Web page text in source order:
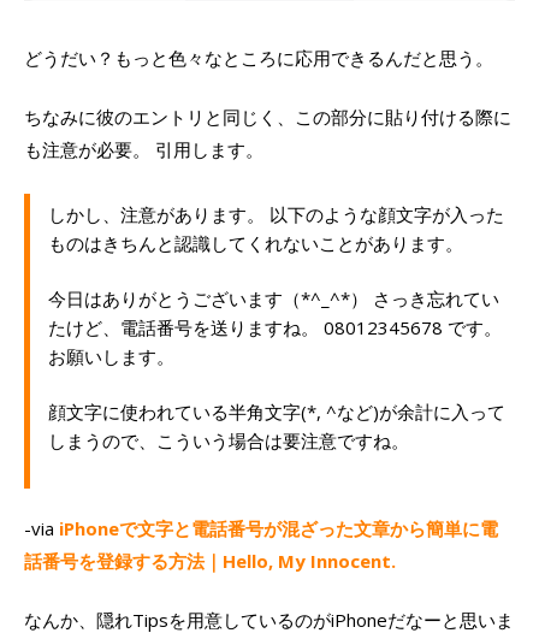
どうだい？もっと色々なところに応用できるんだと思う。
ちなみに彼のエントリと同じく、この部分に貼り付ける際に
も注意が必要。 引用します。
しかし、注意があります。 以下のような顔文字が入った
ものはきちんと認識してくれないことがあります。
今日はありがとうございます（*^_^*） さっき忘れてい
たけど、電話番号を送りますね。 08012345678 です。
お願いします。
顔文字に使われている半角文字(*, ^など)が余計に入って
しまうので、こういう場合は要注意ですね。
-via iPhoneで文字と電話番号が混ざった文章から簡単に電
話番号を登録する方法｜Hello, My Innocent.
なんか、隠れTipsを用意しているのがiPhoneだなーと思いま